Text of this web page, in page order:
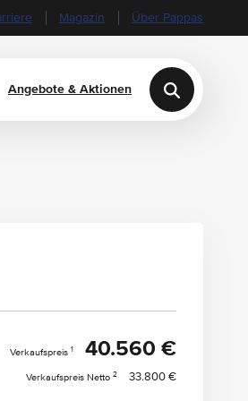
Magazin Über Pappas
Angebote & Aktionen
Verkaufspreis 1 40.560 €
Verkaufspreis Netto 2 33.800 €